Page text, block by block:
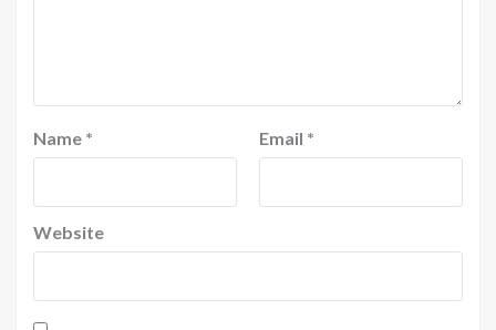
Name * Email *
Website